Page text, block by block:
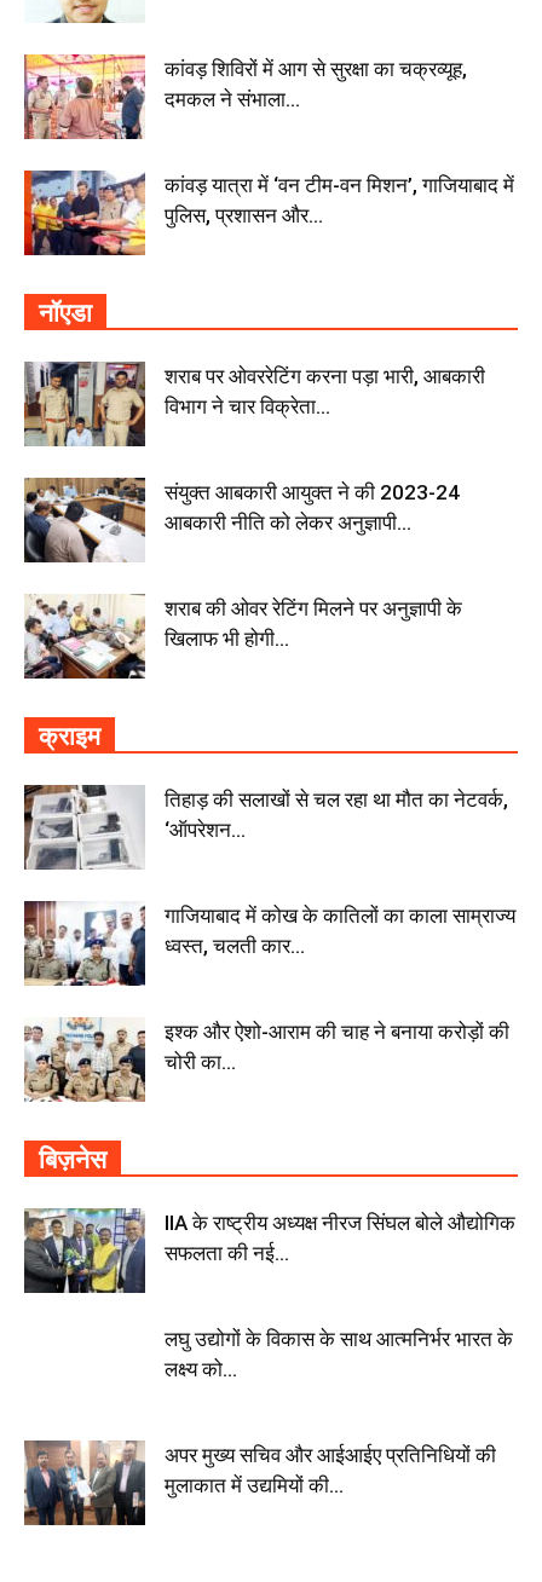
कांवड़ शिविरों में आग से सुरक्षा का चक्रव्यूह,
दमकल ने संभाला...
कांवड़ यात्रा में ‘वन टीम-वन मिशन’, गाजियाबाद में
पुलिस, प्रशासन और...
नॉएडा
शराब पर ओवररेटिंग करना पड़ा भारी, आबकारी
विभाग ने चार विक्रेता...
संयुक्त आबकारी आयुक्त ने की 2023-24
आबकारी नीति को लेकर अनुज्ञापी...
शराब की ओवर रेटिंग मिलने पर अनुज्ञापी के
खिलाफ भी होगी...
क्राइम
तिहाड़ की सलाखों से चल रहा था मौत का नेटवर्क,
‘ऑपरेशन...
गाजियाबाद में कोख के कातिलों का काला साम्राज्य
ध्वस्त, चलती कार...
इश्क और ऐशो-आराम की चाह ने बनाया करोड़ों की
चोरी का...
बिज़नेस
IIA के राष्ट्रीय अध्यक्ष नीरज सिंघल बोले औद्योगिक
सफलता की नई...
लघु उद्योगों के विकास के साथ आत्मनिर्भर भारत के
लक्ष्य को...
अपर मुख्य सचिव और आईआईए प्रतिनिधियों की
मुलाकात में उद्यमियों की...